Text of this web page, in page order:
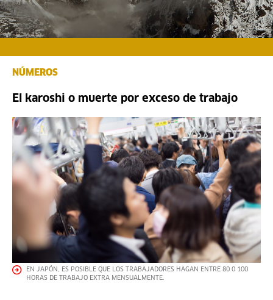
NÚMEROS
El karoshi o muerte por exceso de trabajo
EN JAPÓN, ES POSIBLE QUE LOS TRABAJADORES HAGAN ENTRE 80 0 100
HORAS DE TRABAJO EXTRA MENSUALMENTE.